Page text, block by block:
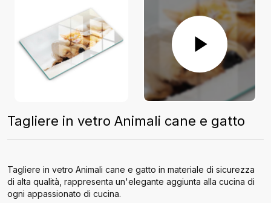
Tagliere in vetro Animali cane e gatto
Tagliere in vetro Animali cane e gatto in materiale di sicurezza
di alta qualità, rappresenta un'elegante aggiunta alla cucina di
ogni appassionato di cucina.